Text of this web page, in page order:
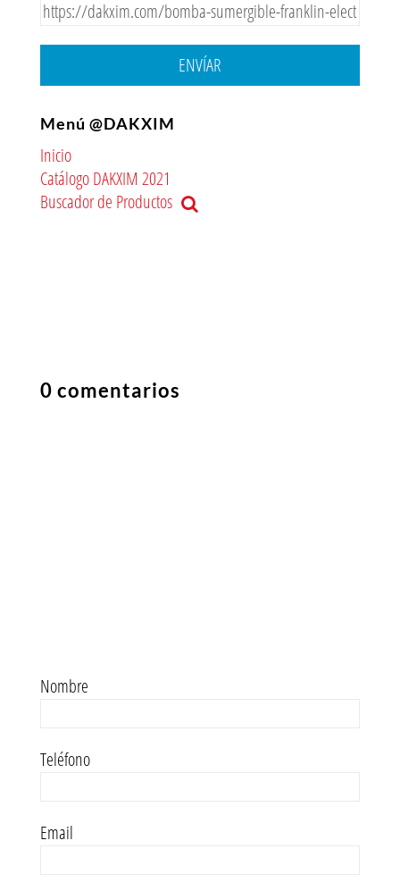
ENVÍAR
Menú @DAKXIM
Inicio
Catálogo DAKXIM 2021
Buscador de Productos
0 comentarios
Nombre
Teléfono
Email